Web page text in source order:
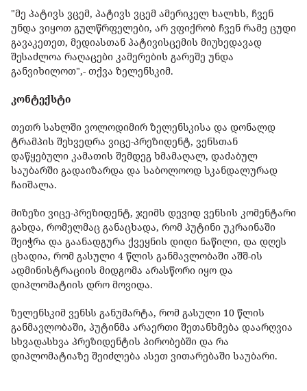
"მე პატივს ვცემ, პატივს ვცემ ამერიკელ ხალხს, ჩვენ
უნდა ვიყოთ გულწრფელები, არ ვფიქრობ ჩვენ რამე ცუდი
გავაკეთეთ, მედიასთან პატივისცემის მიუხედავად
შესაძლოა რაღაცები კამერების გარეშე უნდა
განვიხილოთ",- თქვა ზელენსკიმ.
კონტექსტი
თეთრ სახლში ვოლოდიმირ ზელენსკისა და დონალდ
ტრამპის შეხვედრა ვიცე-პრეზიდენტ, ვენსთან
დაწყებული კამათის შემდეგ ხმამაღალ, დაძაბულ
საუბარში გადაიზარდა და საბოლოოდ სკანდალურად
ჩაიშალა.
მიზეზი ვიცე-პრეზიდენტ, ჯეიმს დევიდ ვენსის კომენტარი
გახდა, რომელმაც განაცხადა, რომ პუტინი უკრაინაში
შეიჭრა და გაანადგურა ქვეყნის დიდი ნაწილი, და დღეს
ცხადია, რომ გასული 4 წლის განმავლობაში აშშ-ის
ადმინისტრაციის მიდგომა არასწორი იყო და
დიპლომატიის დრო მოვიდა.
ზელენსკიმ ვენსს განუმარტა, რომ გასული 10 წლის
განმავლობაში, პუტინმა არაერთი შეთანხმება დაარღვია
სხვადასხვა პრეზიდენტის პირობებში და რა
დიპლომატიაზე შეიძლება ასეთ ვითარებაში საუბარი.